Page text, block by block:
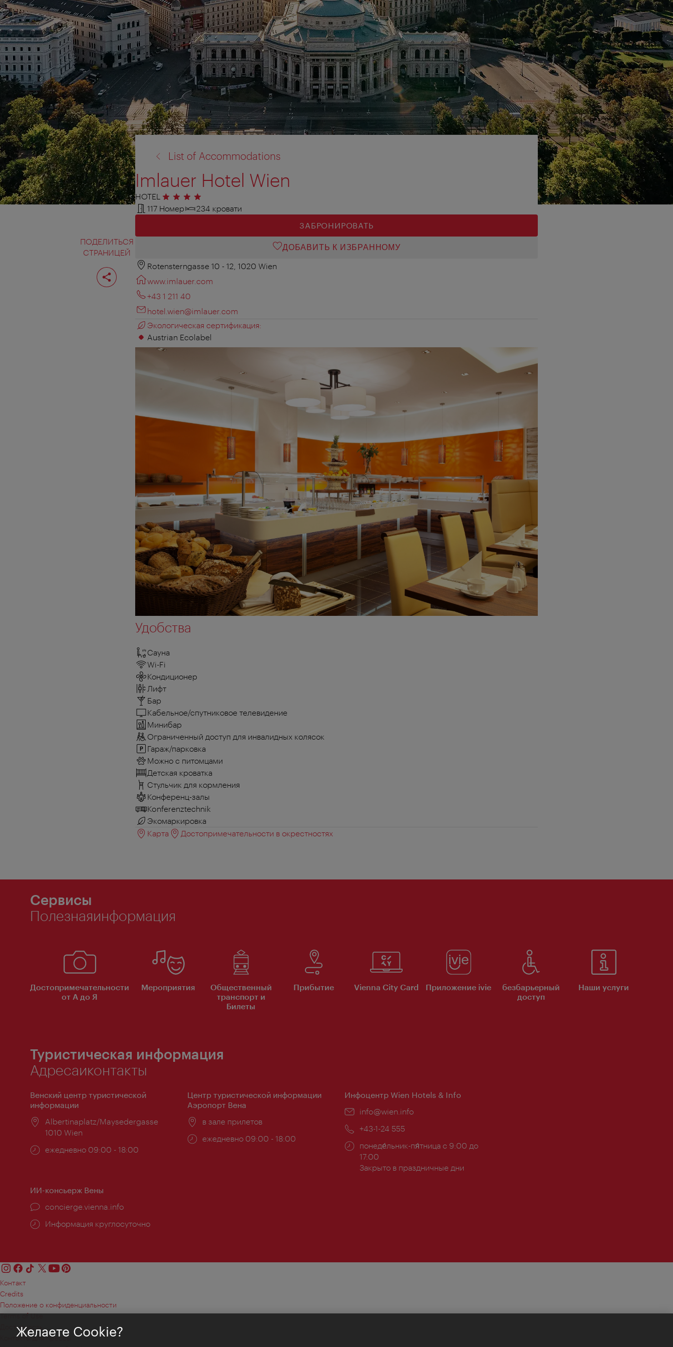
ПОДЕЛИТЬСЯ
СТРАНИЦЕЙ
Поделиться
страницей
List of Accommodations
Imlauer Hotel Wien
HOTEL 4 звезды
117 Номер
234 кровати
ЗАБРОНИРОВАТЬ
ДОБАВИТЬ К ИЗБРАННОМУ
Rotensterngasse 10 - 12, 1020 Wien
www.imlauer.com
+43 1 211 40
hotel.wien@imlauer.com
Экологическая сертификация:
Austrian Ecolabel
Удобства
Сауна
Wi-Fi
Кондиционер
Лифт
Бар
Кабельное/спутниковое телевидение
Минибар
Ограниченный доступ для инвалидных колясок
Гараж/парковка
Можно с питомцами
Детская кроватка
Стульчик для кормления
Конференц-залы
Konferenztechnik
Экомаркировка
Карта
Достопримечательности в окрестностях
Сервисы
Полезнаяинформация
Достопримечательности
от А до Я
Мероприятия
Общественный
транспорт и
Билеты
Прибытие Vienna City Card Приложение ivie
безбарьерный
доступ
Наши услуги
Туристическая информация
Адресаиконтакты
Венский центр туристической
информации
Расположение:
Albertinaplatz/Maysedergasse
1010 Wien
Часы
ежедневно 09:00 - 18:00
Центр туристической информации
Аэропорт Вена
Расположение:
в зале прилетов
Часы
ежедневно 09:00 - 18:00
Инфоцентр Wien Hotels & Info
Эл.
info@wien.info
Телефон:
+43-1-24 555
Часы
работы:
понеде́льник-пя́тница с 9:00 до
17:00
Закрыто в праздничные дни
ИИ-консьерж Вены
concierge.vienna.info
Информация круглосуточно
Контакт
Credits
Положение о конфиденциальности
Terms of Use
Доступность
Контакты для прессы
Желаете Cookie?